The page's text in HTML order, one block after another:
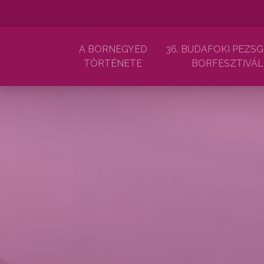
A BORNEGYED
TÖRTÉNETE
36. BUDAFOKI
BORFESZTIVÁL